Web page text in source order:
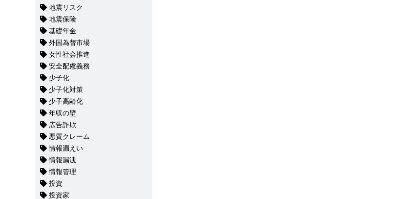
地震リスク
地震保険
基礎年金
外国為替市場
女性社会推進
安全配慮義務
少子化
少子化対策
少子高齢化
年収の壁
広告詐欺
悪質クレーム
情報漏えい
情報漏洩
情報管理
投資
投資家